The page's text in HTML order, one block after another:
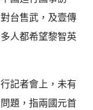
台售武，及壹傳
人都希望黎智英
記者會上，未有
題，指兩國元首